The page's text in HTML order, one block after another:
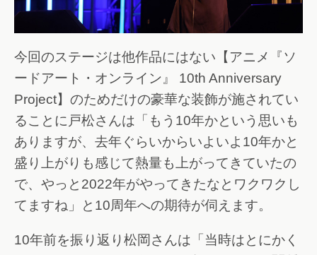
今回のステージは他作品にはない【アニメ『ソ
ードアート・オンライン』 10th Anniversary
Project】のためだけの豪華な装飾が施されてい
ることに戸松さんは「もう10年かという思いも
ありますが、去年ぐらいからいよいよ10年かと
盛り上がりも感じて熱量も上がってきていたの
で、やっと2022年がやってきたなとワクワクし
てますね」と10周年への期待が伺えます。
10年前を振り返り松岡さんは「当時はとにかく